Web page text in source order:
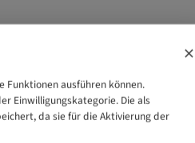
×
Funktionen ausführen können.
Einwilligungskategorie. Die als
da sie für die Aktivierung der